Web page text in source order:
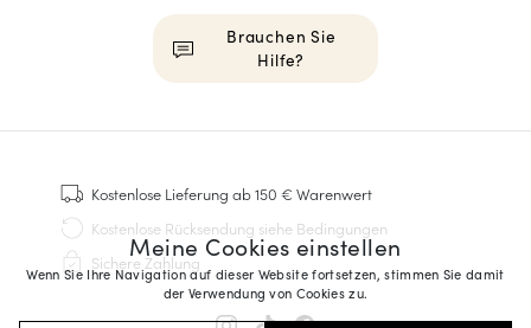
Meine Cookies einstellen
Wenn Sie Ihre Navigation auf dieser Website fortsetzen, stimmen Sie damit
der Verwendung von Cookies zu.
Brauchen Sie
Hilfe?
Sneakers
Goodyear genäht
Derbys & Richelieu
Richelieu-Herrenschuhe
Kostenlose Lieferung ab 150 € Warenwert
Kostenlose Rücksendung siehe Bedingungen
Sichere Zahlung